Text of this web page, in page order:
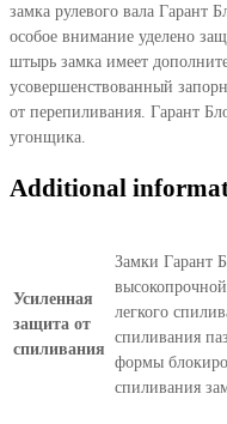
замка рулевого вала Гарант
особое внимание уделено
штырь замка имеет
усовершенствованный
от перепиливания. Гарант
угонщика.
Additional
Усиленная
защита от
спиливания
Замки Гарант
легкого
спиливания
формы
спиливания